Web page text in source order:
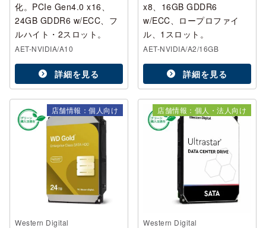
化。PCIe Gen4.0 x16、
24GB GDDR6 w/ECC、フ
ルハイト・2スロット。
AET-NVIDIA/A10
詳細を見る
x8、16GB GDDR6
w/ECC、ロープロファイ
ル、1スロット。
AET-NVIDIA/A2/16GB
詳細を見る
店舗情報：個人向け
Western Digital
店舗情報：個人・法人向け
Western Digital